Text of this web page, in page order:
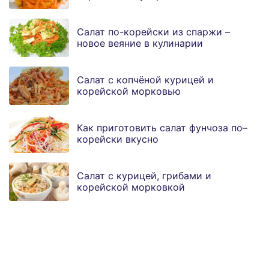
Салат по-корейски из спаржи –
новое веяние в кулинарии
Салат с копчёной курицей и
корейской морковью
Как приготовить салат фунчоза по–
корейски вкусно
Салат с курицей, грибами и
корейской морковкой